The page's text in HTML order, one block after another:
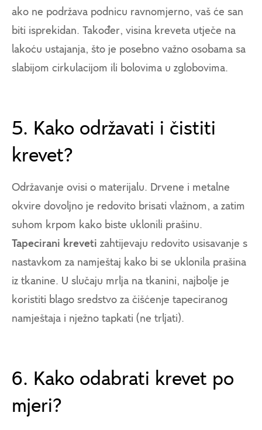
ako ne podržava podnicu ravnomjerno, vaš će san
biti isprekidan. Također, visina kreveta utječe na
lakoću ustajanja, što je posebno važno osobama sa
slabijom cirkulacijom ili bolovima u zglobovima.
5. Kako održavati i čistiti
krevet?
Održavanje ovisi o materijalu. Drvene i metalne
okvire dovoljno je redovito brisati vlažnom, a zatim
suhom krpom kako biste uklonili prašinu.
Tapecirani kreveti zahtijevaju redovito usisavanje s
nastavkom za namještaj kako bi se uklonila prašina
iz tkanine. U slučaju mrlja na tkanini, najbolje je
koristiti blago sredstvo za čišćenje tapeciranog
namještaja i nježno tapkati (ne trljati).
6. Kako odabrati krevet po
mjeri?